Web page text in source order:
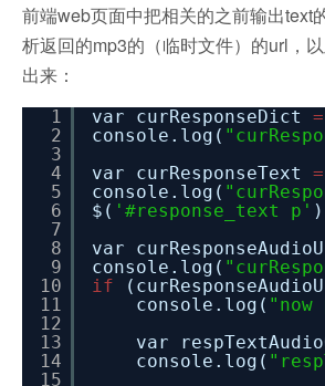
前端web页面中把相关的之前输出text
析返回的mp3的（临时文件）的url，
出来：
1
2
3
4
5
6
7
8
9
10
11
12
13
14
15
var curResponseDict =
console.log(
var curResponseText =
console.log(
$( '#response_text p'
var
console.log(
if
console.log(
var
console.log(